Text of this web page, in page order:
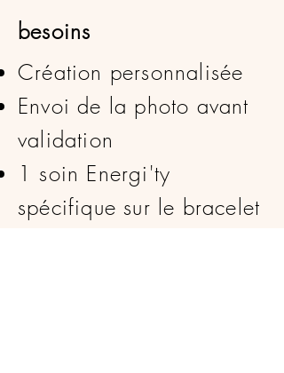
besoins
Création personnalisée
Envoi de la photo avant
validation
1 soin Energi'ty
spécifique sur le bracelet